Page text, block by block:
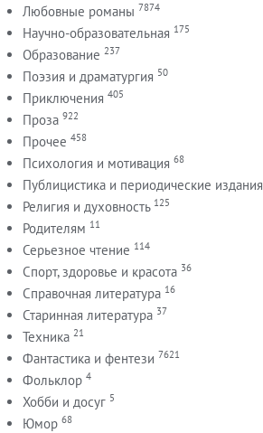
Любовные романы 7874
Научно-образовательная 175
Образование 237
Поэзия и драматургия 50
Приключения 405
Проза 922
Прочее 458
Психология и мотивация 68
Публицистика и периодические издания
Религия и духовность 125
Родителям 11
Серьезное чтение 114
Спорт, здоровье и красота 36
Справочная литература 16
Старинная литература 37
Техника 21
Фантастика и фентези 7621
Фольклор 4
Хобби и досуг 5
Юмор 68